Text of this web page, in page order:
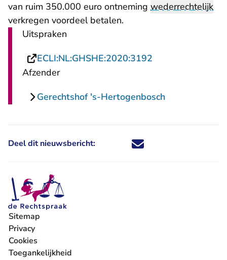
van ruim 350.000 euro ontneming wederrechtelijk
verkregen voordeel betalen.
Uitspraken
ECLI:NL:GHSHE:2020:3192
Afzender
Gerechtshof 's-Hertogenbosch
Deel dit nieuwsbericht: Deel dit nieuwsbericht via X -
Deel dit nieuwsbericht via
Deel dit nieuwsbericht
Deel dit
Sitemap
Privacy
Cookies
Toegankelijkheid